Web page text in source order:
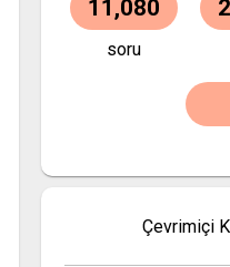
11,080
soru
Çevrimiçi